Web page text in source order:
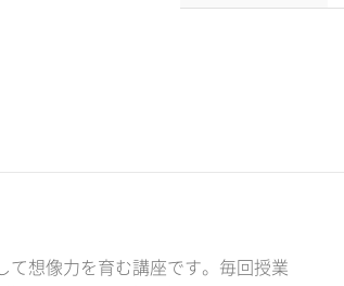
て想像力を育む講座です。毎回授業